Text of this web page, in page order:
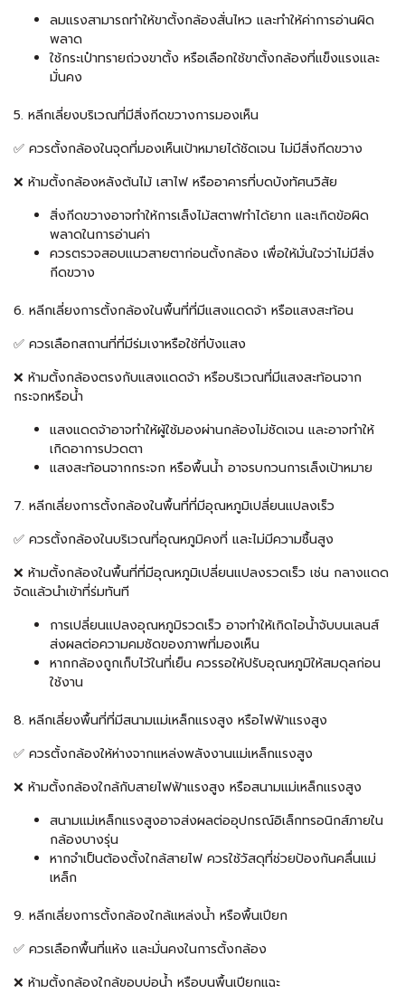
ลมแรงสามารถทำให้ขาตั้งกล้องสั่นไหว และทำให้ค่าการอ่านผิด
พลาด
ใช้กระเป๋าทรายถ่วงขาตั้ง หรือเลือกใช้ขาตั้งกล้องที่แข็งแรงและ
มั่นคง
5. หลีกเลี่ยงบริเวณที่มีสิ่งกีดขวางการมองเห็น
✅ ควรตั้งกล้องในจุดที่มองเห็นเป้าหมายได้ชัดเจน ไม่มีสิ่งกีดขวาง
❌ ห้ามตั้งกล้องหลังต้นไม้ เสาไฟ หรืออาคารที่บดบังทัศนวิสัย
สิ่งกีดขวางอาจทำให้การเล็งไม้สตาฟทำได้ยาก และเกิดข้อผิด
พลาดในการอ่านค่า
ควรตรวจสอบแนวสายตาก่อนตั้งกล้อง เพื่อให้มั่นใจว่าไม่มีสิ่ง
กีดขวาง
6. หลีกเลี่ยงการตั้งกล้องในพื้นที่ที่มีแสงแดดจ้า หรือแสงสะท้อน
✅ ควรเลือกสถานที่ที่มีร่มเงาหรือใช้ที่บังแสง
❌ ห้ามตั้งกล้องตรงกับแสงแดดจ้า หรือบริเวณที่มีแสงสะท้อนจาก
กระจกหรือน้ำ
แสงแดดจ้าอาจทำให้ผู้ใช้มองผ่านกล้องไม่ชัดเจน และอาจทำให้
เกิดอาการปวดตา
แสงสะท้อนจากกระจก หรือพื้นน้ำ อาจรบกวนการเล็งเป้าหมาย
7. หลีกเลี่ยงการตั้งกล้องในพื้นที่ที่มีอุณหภูมิเปลี่ยนแปลงเร็ว
✅ ควรตั้งกล้องในบริเวณที่อุณหภูมิคงที่ และไม่มีความชื้นสูง
❌ ห้ามตั้งกล้องในพื้นที่ที่มีอุณหภูมิเปลี่ยนแปลงรวดเร็ว เช่น กลางแดด
จัดแล้วนำเข้าที่ร่มทันที
การเปลี่ยนแปลงอุณหภูมิรวดเร็ว อาจทำให้เกิดไอน้ำจับบนเลนส์
ส่งผลต่อความคมชัดของภาพที่มองเห็น
หากกล้องถูกเก็บไว้ในที่เย็น ควรรอให้ปรับอุณหภูมิให้สมดุลก่อน
ใช้งาน
8. หลีกเลี่ยงพื้นที่ที่มีสนามแม่เหล็กแรงสูง หรือไฟฟ้าแรงสูง
✅ ควรตั้งกล้องให้ห่างจากแหล่งพลังงานแม่เหล็กแรงสูง
❌ ห้ามตั้งกล้องใกล้กับสายไฟฟ้าแรงสูง หรือสนามแม่เหล็กแรงสูง
สนามแม่เหล็กแรงสูงอาจส่งผลต่ออุปกรณ์อิเล็กทรอนิกส์ภายใน
กล้องบางรุ่น
หากจำเป็นต้องตั้งใกล้สายไฟ ควรใช้วัสดุที่ช่วยป้องกันคลื่นแม่
เหล็ก
9. หลีกเลี่ยงการตั้งกล้องใกล้แหล่งน้ำ หรือพื้นเปียก
✅ ควรเลือกพื้นที่แห้ง และมั่นคงในการตั้งกล้อง
❌ ห้ามตั้งกล้องใกล้ขอบบ่อน้ำ หรือบนพื้นเปียกแฉะ